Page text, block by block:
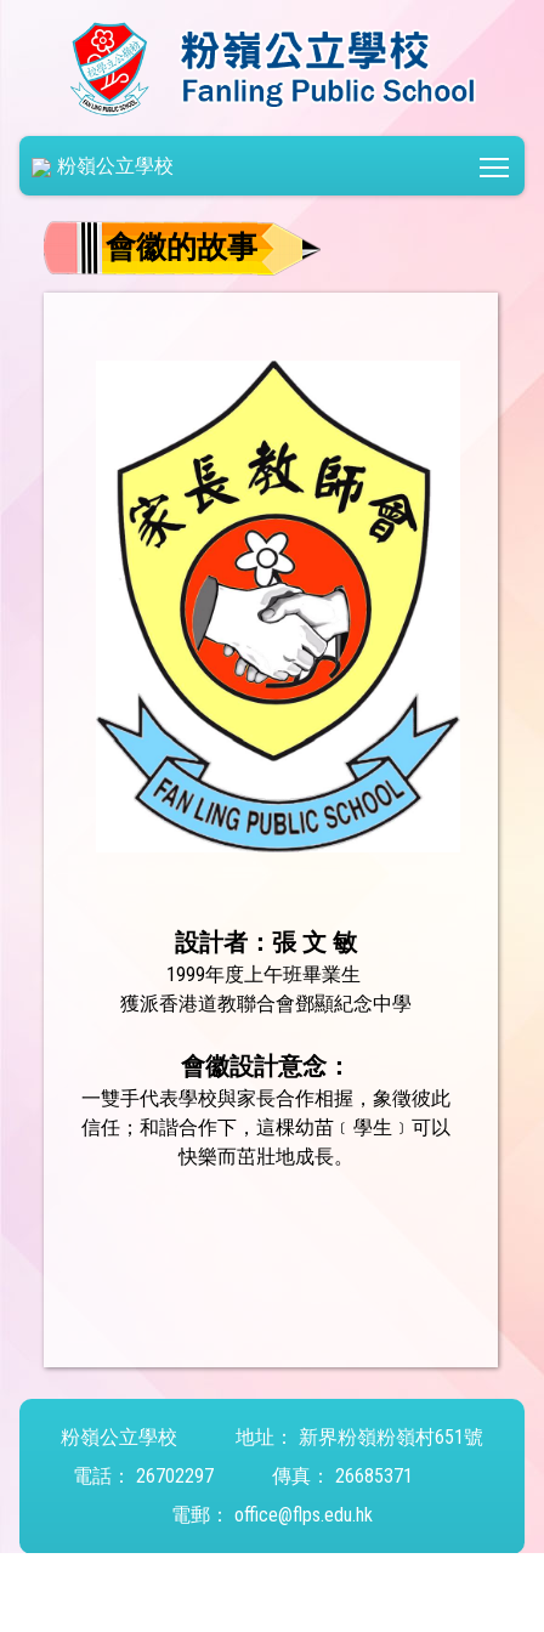
粉嶺公立學校
會徽的故事
設計者：張 文 敏
1999年度上午班畢業生
獲派香港道教聯合會鄧顯紀念中學
會徽設計意念：
一雙手代表學校與家長合作相握，象徵彼此
信任；和諧合作下，這棵幼苗﹝學生﹞可以
快樂而茁壯地成長。
粉嶺公立學校 地址：
新界粉嶺粉嶺村651號
電話： 26702297 傳真： 26685371
電郵： office@flps.edu.hk